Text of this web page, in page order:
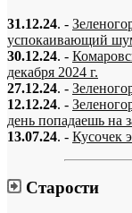
31.12.24. -
успокаивающий
30.12.24. -
декабря 2024 г.
27.12.24. -
12.12.24. -
день попадаешь на
13.07.24. - Кусочек
Старости